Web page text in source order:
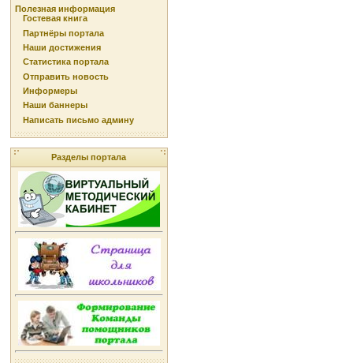
Полезная информация
Гостевая книга
Партнёры портала
Наши достижения
Статистика портала
Отправить новость
Информеры
Наши баннеры
Написать письмо админу
Разделы портала